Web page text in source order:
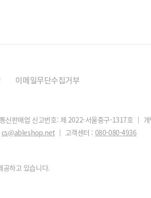
랭킹 공식몰 단독
이메일무단수집거부
통신판매업 신고번호: 제 2022-서울중구-1317호
cs@ableshop.net 고객센터 : 080-080-4936
공하고 있습니다.